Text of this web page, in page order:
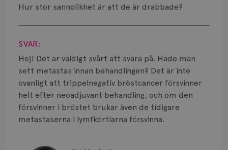
Hur stor sannolikhet är att de är drabbade?
Visa svar
SVAR:
Hej! Det är väldigt svårt att svara på. Hade man
sett metastas innan behandlingen? Det är inte
ovanligt att trippelnegativ bröstcancer försvinner
helt efter neoadjuvant behandling, och om den
försvinner i bröstet brukar även de tidigare
metastaserna i lymfkörtlarna försvinna.
Typ av bröstcancer
Smärta
Risker
Spridd bröstcancer
Strålning